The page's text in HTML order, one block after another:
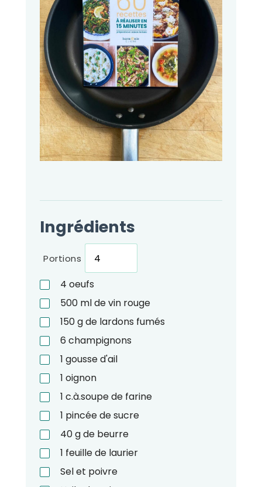
Ingrédients
Portions
4 oeufs
500 mlde vin rouge
150gde lardons fumés
6 champignons
1 gousse d'ail
1 oignon
1 c.à.soupede farine
1 pincée de sucre
40gde beurre
1 feuille de laurier
Sel et poivre